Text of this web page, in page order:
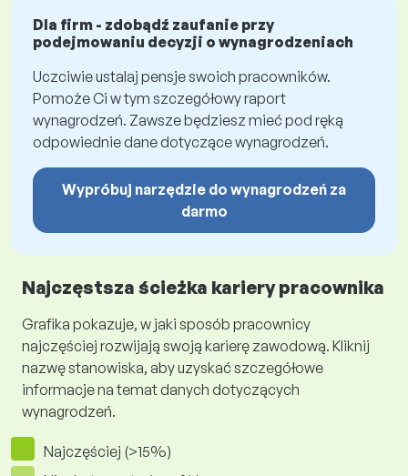
Dla firm - zdobądź zaufanie przy
podejmowaniu decyzji o wynagrodzeniach
Uczciwie ustalaj pensje swoich pracowników.
Pomoże Ci w tym szczegółowy raport
wynagrodzeń. Zawsze będziesz mieć pod ręką
odpowiednie dane dotyczące wynagrodzeń.
Wypróbuj narzędzie do wynagrodzeń za
darmo
Najczęstsza ścieżka kariery pracownika
Grafika pokazuje, w jaki sposób pracownicy
najczęściej rozwijają swoją karierę zawodową. Kliknij
nazwę stanowiska, aby uzyskać szczegółowe
informacje na temat danych dotyczących
wynagrodzeń.
Najczęściej (>15%)